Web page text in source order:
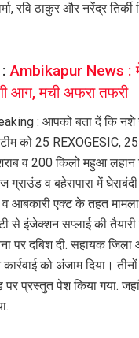
रवि ठाकुर और नरेंद्र
:Ambikapur News :
आग, मची अफरा तफरी
: आपको बता दें कि नशे
को 25 REXOGESIC,
व 200 किलो महुआ लहान
ग्राउंड व बहेरापारा में
आबकारी एक्ट के तहत मामला
से इंजेक्शन सप्लाई की
पर दबिश दी. सहायक जिला
को अंजाम दिया।
पर प्रस्तुत पेश किया गया.